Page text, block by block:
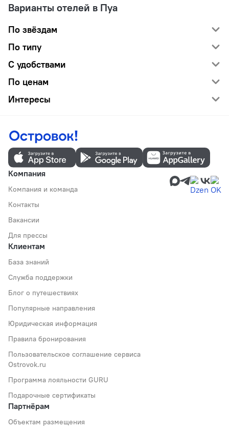
Варианты отелей в Пуа
По звёздам
По типу
С удобствами
По ценам
Интересы
Компания
Компания и команда
Контакты
Вакансии
Для прессы
Клиентам
База знаний
Служба поддержки
Блог о путешествиях
Популярные направления
Юридическая информация
Правила бронирования
Пользовательское соглашение сервиса
Ostrovok.ru
Программа лояльности GURU
Подарочные сертификаты
Партнёрам
Объектам размещения